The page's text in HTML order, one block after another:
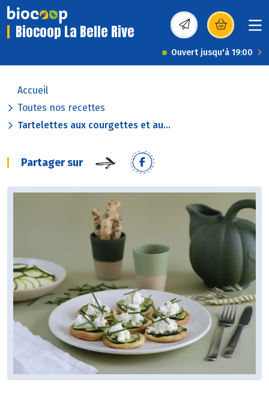
Biocoop La Belle Rive (s’ouvre dans une
Ouvert jusqu'à 19:00
Accueil
Toutes nos recettes
Tartelettes aux courgettes et au...
Partager sur